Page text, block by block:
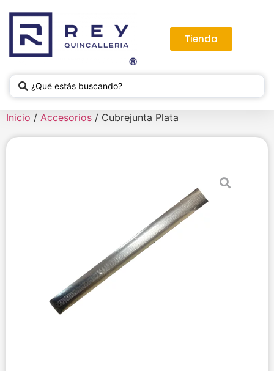
Tienda
Inicio / Accesorios / Cubrejunta Plata